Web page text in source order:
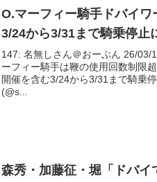
O.マーフィー騎手ドバイ
3/24から3/31まで騎乗停
147: 名無しさん＠おーぷん 26/
ーフィー騎手は鞭の使用回数制限
開催を含む3/24から3/31まで騎乗
(@s...
森秀・加藤征・堀「ドバイ